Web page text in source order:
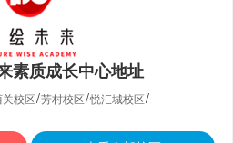
素质成长中心地址
校区/芳村校区/悦汇城校区/